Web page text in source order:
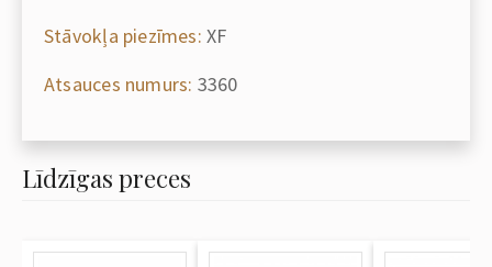
Stāvokļa piezīmes: XF
Atsauces numurs: 3360
Līdzīgas preces